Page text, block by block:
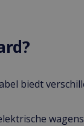
biedt